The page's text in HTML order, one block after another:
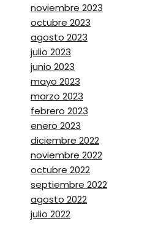
noviembre 2023
octubre 2023
agosto 2023
julio 2023
junio 2023
mayo 2023
marzo 2023
febrero 2023
enero 2023
diciembre 2022
noviembre 2022
octubre 2022
septiembre 2022
agosto 2022
julio 2022